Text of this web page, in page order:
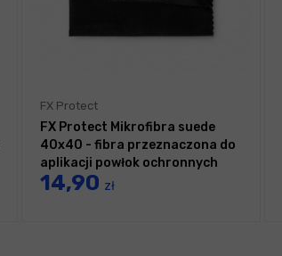
FX Protect
FX Protect Mikrofibra suede
40x40 - fibra przeznaczona do
aplikacji powłok ochronnych
14,90 zł